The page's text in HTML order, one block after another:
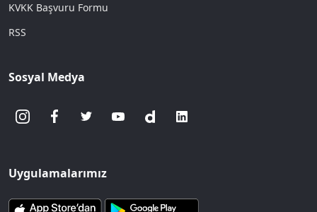
KVKK Başvuru Formu
RSS
Sosyal Medya
Uygulamalarımız